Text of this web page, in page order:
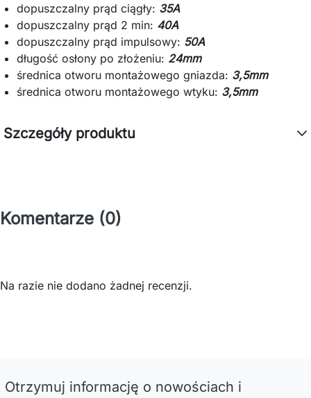
dopuszczalny prąd ciągły: 35A
dopuszczalny prąd 2 min: 40A
dopuszczalny prąd impulsowy: 50A
długość osłony po złożeniu: 24mm
średnica otworu montażowego gniazda: 3,5mm
średnica otworu montażowego wtyku: 3,5mm
Szczegóły produktu
Komentarze (0)
Na razie nie dodano żadnej recenzji.
Otrzymuj informację o nowościach i